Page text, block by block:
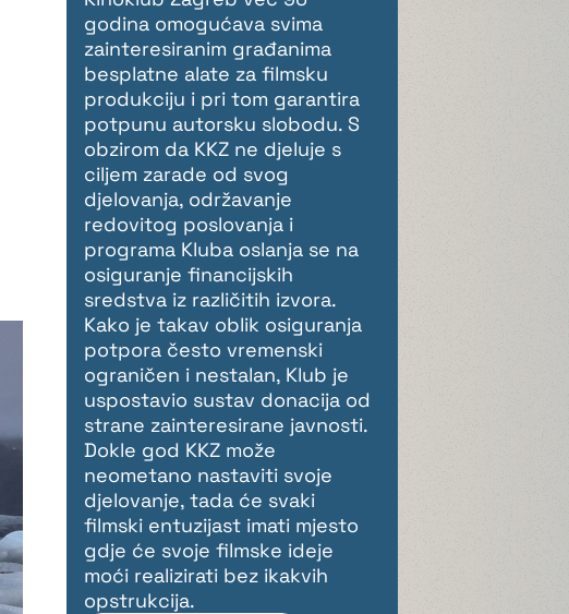
godina omogućava svima
zainteresiranim građanima
besplatne alate za filmsku
produkciju i pri tom garantira
potpunu autorsku slobodu. S
obzirom da KKZ ne djeluje s
ciljem zarade od svog
djelovanja, održavanje
redovitog poslovanja i
programa Kluba oslanja se na
osiguranje financijskih
sredstva iz različitih izvora.
Kako je takav oblik osiguranja
potpora često vremenski
ograničen i nestalan, Klub je
uspostavio sustav donacija od
strane zainteresirane javnosti.
Dokle god KKZ može
neometano nastaviti svoje
djelovanje, tada će svaki
filmski entuzijast imati mjesto
gdje će svoje filmske ideje
moći realizirati bez ikakvih
opstrukcija.